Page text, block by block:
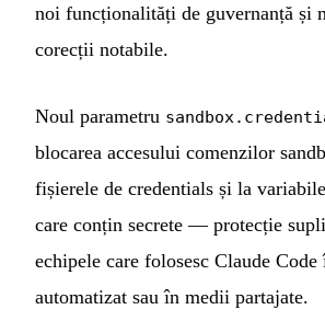
noi funcționalități de guvernanță și
corecții notabile.
Noul parametru
blocarea accesului comenzilor
fișierele de credentials și la
care conțin secrete — protecție
echipele care folosesc Claude Code
automatizat sau în medii partajate.